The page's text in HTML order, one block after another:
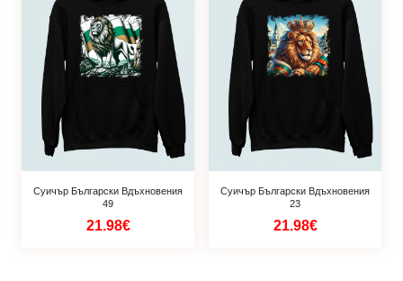
Суичър Български Вдъхновения
49
21.98€
Суичър Български Вдъхновения
23
21.98€